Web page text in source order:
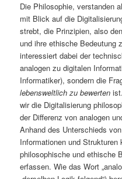
Die Philosophie, verstanden
mit Blick auf die
strebt, die Prinzipien, also
und ihre ethische Bedeutung
interessiert dabei der
analogen zu digitalen
Informatiker), sondern die
lebensweltlich zu bewerten ist.
wir die Digitalisierung
der Differenz von analogen
Anhand des Unterschieds
Informationen und Strukturen
philosophische und ethische
erfassen. Wie das Wort